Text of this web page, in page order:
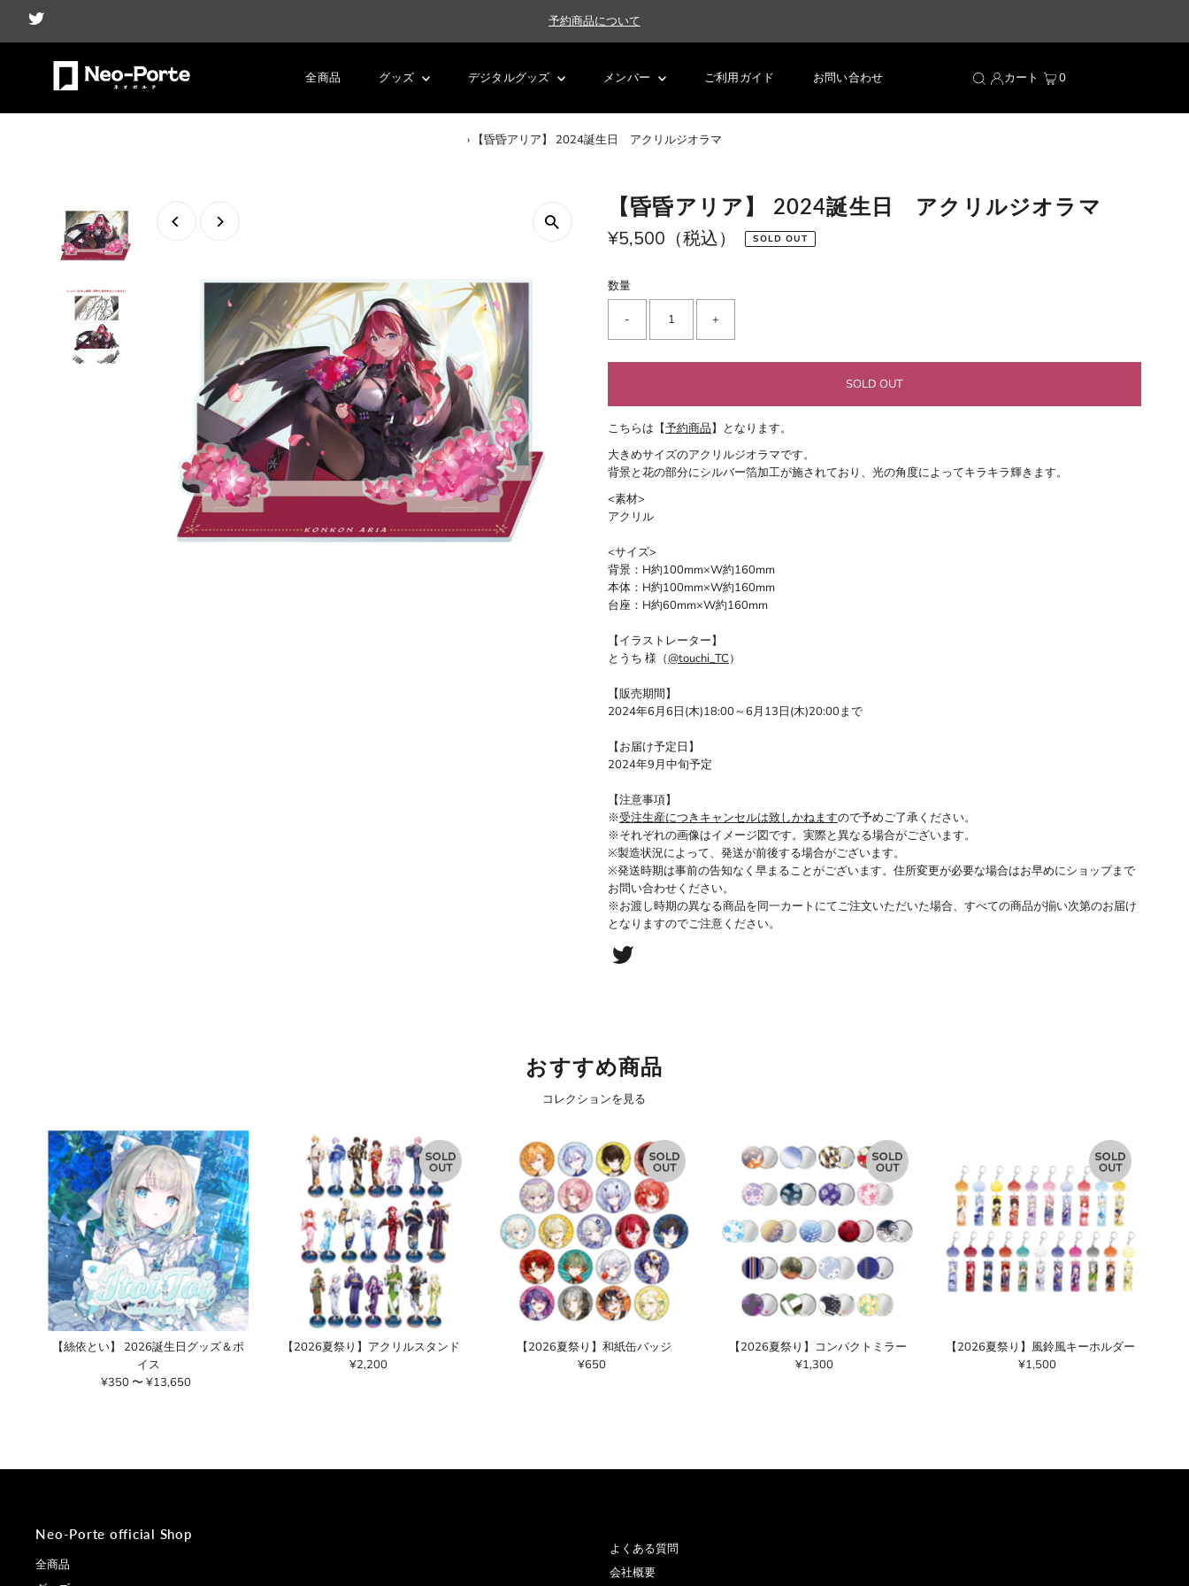
予約商品について
全商品 グッズ デジタルグッズ メンバー ご利用ガイド お問い合わせ カート 0
› 【昏昏アリア】 2024誕生日 アクリルジオラマ
【昏昏アリア】 2024誕生日 アクリルジオラマ
通
価
格
¥5,500（税込） SOLD OUT
数量
- +
こちらは【予約商品】となります。
大きめサイズのアクリルジオラマです。
背景と花の部分にシルバー箔加工が施されており、光の角度によってキラキラ輝きます。
<素材>
アクリル
<サイズ>
背景：H約100mm×W約160mm
本体：H約100mm×W約160mm
台座：H約60mm×W約160mm
【イラストレーター】
とうち 様（@touchi_TC）
【販売期間】
2024年6月6日(木)18:00～6月13日(木)20:00まで
【お届け予定日】
2024年9月中旬予定
【注意事項】
※受注生産につきキャンセルは致しかねますので予めご了承ください。
※それぞれの画像はイメージ図です。実際と異なる場合がございます。
※製造状況によって、発送が前後する場合がございます。
※発送時期は事前の告知なく早まることがございます。住所変更が必要な場合はお早めにショップまで
お問い合わせください。
※お渡し時期の異なる商品を同一カートにてご注文いただいた場合、すべての商品が揃い次第のお届け
となりますのでご注意ください。
おすすめ商品
コレクションを見る
【絲依とい】 2026誕生日グッズ＆ボ
イス
通
¥350 〜 ¥13,650
【2026夏祭り】アクリルスタンド
通
¥2,200
【2026夏祭り】和紙缶バッジ
通
¥650
【2026夏祭り】コンパクトミラー
通
¥1,300
【2026夏祭り】風鈴風キーホルダー
通
¥1,500
Neo-Porte official Shop
全商品
よくある質問
会社概要